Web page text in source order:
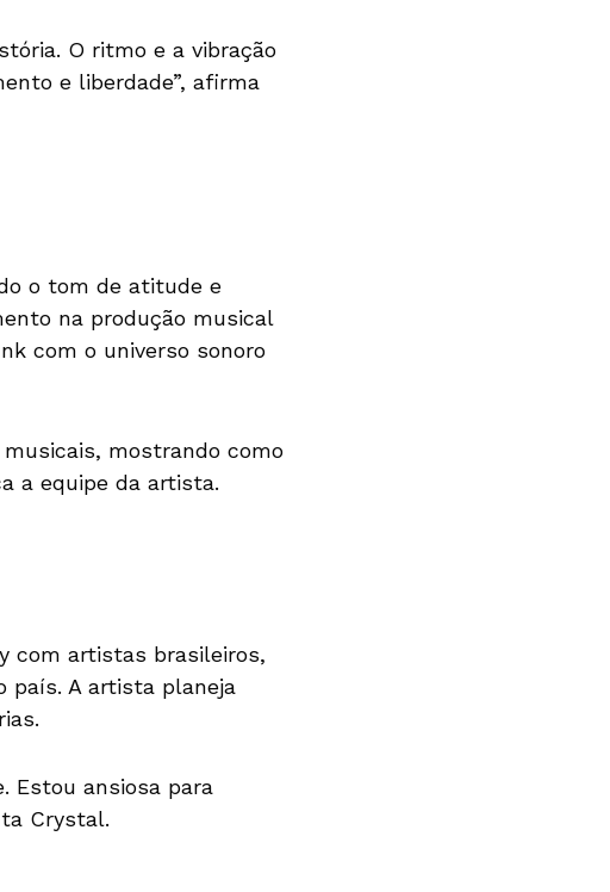
O ritmo e a vibração
e liberdade”, afirma
o tom de atitude e
na produção musical
com o universo sonoro
mostrando como
a equipe da artista.
com artistas brasileiros,
país. A artista planeja
Estou ansiosa para
Crystal.